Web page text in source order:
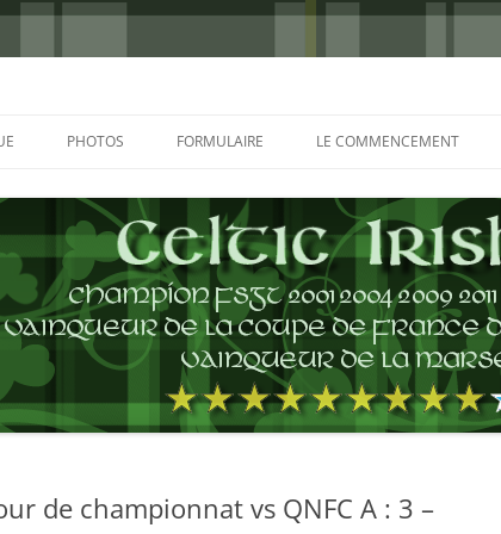
PHOTOS
GLASGOW 2002
CHARLIE & THE BHOYS 2006
PRAGUE 2006
NICE 2008
FORMULAIRE LE COMMENCEMENT
de championnat vs QNFC A : 3 –